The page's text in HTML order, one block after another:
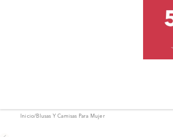
Inicio/ Blusas Y Camisas Para Mujer